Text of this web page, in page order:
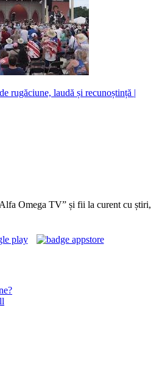
rugăciune, laudă și recunoștință |
Omega TV” și fii la curent cu știri,